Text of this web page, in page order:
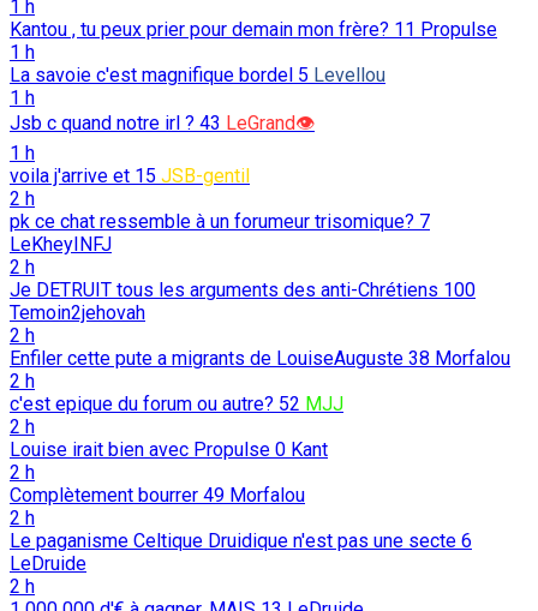
1 h
Kantou , tu peux prier pour demain mon frère? 11 Propulse
1 h
La savoie c'est magnifique bordel 5 Levellou
1 h
Jsb c quand notre irl ? 43 LeGrand👁️
1 h
voila j'arrive et 15 JSB-gentil
2 h
pk ce chat ressemble à un forumeur trisomique? 7
LeKheyINFJ
2 h
Je DETRUIT tous les arguments des anti-Chrétiens 100
Temoin2jehovah
2 h
Enfiler cette pute a migrants de LouiseAuguste 38 Morfalou
2 h
c'est epique du forum ou autre? 52 MJJ
2 h
Louise irait bien avec Propulse 0 Kant
2 h
Complètement bourrer 49 Morfalou
2 h
Le paganisme Celtique Druidique n'est pas une secte 6
LeDruide
2 h